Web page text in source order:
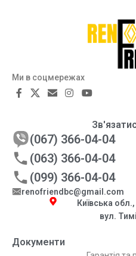
Ми в соцмережах
Документи
(067) 366-04-04
(063) 366-04-04
(099) 366-04-04
renofriendbc@gmail.com
Київська
вул.